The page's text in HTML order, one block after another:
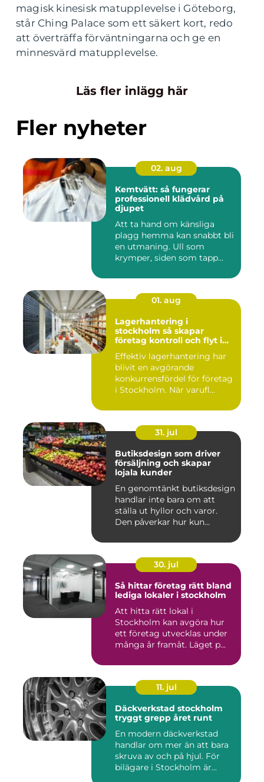
magisk kinesisk matupplevelse i Göteborg,
står Ching Palace som ett säkert kort, redo
att överträffa förväntningarna och ge en
minnesvärd matupplevelse.
Läs fler inlägg här
Fler nyheter
02. aug
Kemtvätt: så fungerar
professionell klädvård på
djupet
Att ta hand om känsliga
plagg hemma kan snabbt bli
en utmaning. Ull som
krymper, siden som tapp...
01. aug
Lagerhantering i
stockholm så skapar
företag kontroll och flyt i
Effektiv lagerhantering har
blivit en avgörande
konkurrensfördel för företag
i Stockholm. När varufl...
31. jul
Butiksdesign som driver
försäljning och skapar
lojala kunder
En genomtänkt butiksdesign
handlar inte bara om att
ställa ut hyllor och varor.
Den påverkar hur kun...
30. jul
Så hittar företag rätt bland
lediga lokaler i stockholm
Att hitta rätt lokal i
Stockholm kan avgöra hur
ett företag utvecklas under
många år framåt. Läget p...
11. jul
Däckverkstad stockholm
tryggt grepp året runt
En modern däckverkstad
handlar om mer än att bara
skruva av och på hjul. För
bilägare i Stockholm är...